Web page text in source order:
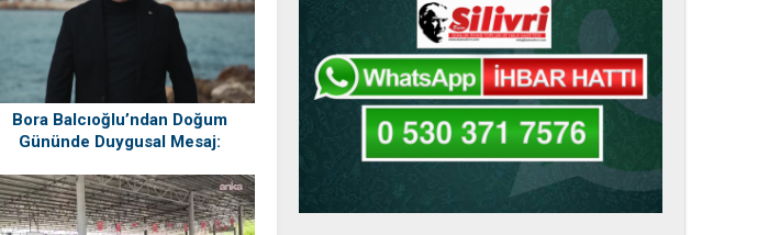
Bora Balcıoğlu’ndan Doğum
Gününde Duygusal Mesaj: